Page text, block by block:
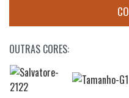
OUTRAS CORES: